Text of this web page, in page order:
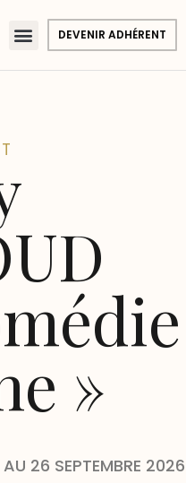
DEVENIR ADHÉRENT
»
AU 26 SEPTEMBRE 2026